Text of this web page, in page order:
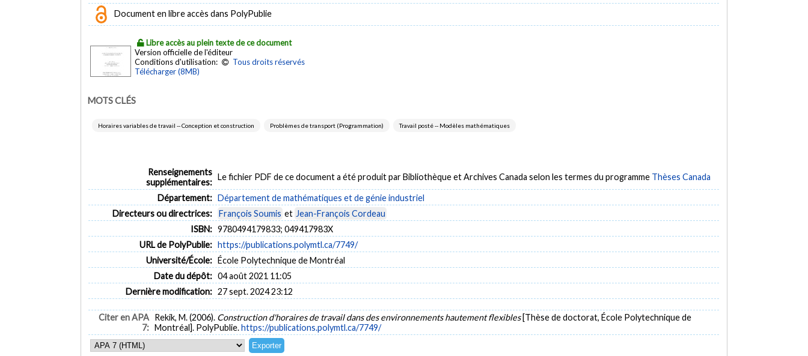
Document en libre accès dans PolyPublie
Libre accès au plein texte de ce document
Version officielle de l'éditeur
Conditions d'utilisation:
Tous droits réservés
Télécharger (8MB)
MOTS CLÉS
Horaires variables de travail -- Conception et construction Problèmes de transport (Programmation) Travail posté -- Modèles mathématiques
Renseignements
supplémentaires:
Le fichier PDF de ce document a été produit par Bibliothèque et Archives Canada selon les termes du programme Thèses Canada
Département: Département de mathématiques et de génie industriel
Directeurs ou directrices:
François Soumis et Jean-François Cordeau
ISBN: 9780494179833; 049417983X
URL de PolyPublie: https://publications.polymtl.ca/7749/
Université/École: École Polytechnique de Montréal
Date du dépôt: 04 août 2021 11:05
Dernière modification: 27 sept. 2024 23:12
Citer en APA
7:
Rekik, M. (2006). Construction d'horaires de travail dans des environnements hautement flexibles [Thèse de doctorat, École Polytechnique de
Montréal]. PolyPublie.https://publications.polymtl.ca/7749/